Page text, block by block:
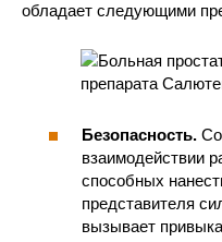
обладает следующими
Безопасность.
взаимодействии
способных
представителя
вызывает